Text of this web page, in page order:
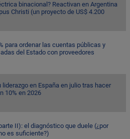
binacional? Reactivan en Argentina
Christi (un proyecto de US$ 4.200
para ordenar las cuentas públicas y
del Estado con proveedores
en España en julio tras hacer
10% en 2026
II): el diagnóstico que duele (¿por
es suficiente?)